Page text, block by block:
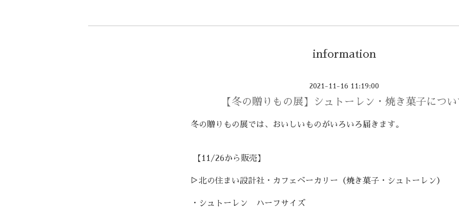
information
2021-11-16 11:19:00
【冬の贈りもの展】シュトーレン・焼き菓子につい
冬の贈りもの展では、おいしいものがいろいろ届きます。
【11/26から販売】
▷北の住まい設計社・カフェベーカリー（焼き菓子・シュトーレン）
・シュトーレン ハーフサイズ